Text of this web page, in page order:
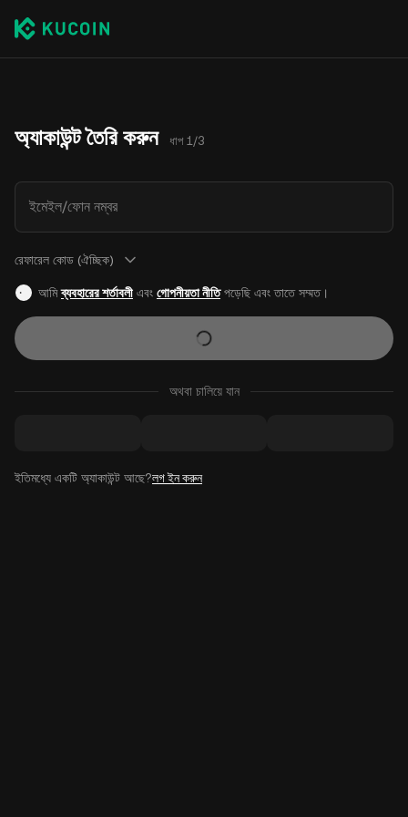
অ্যাকাউন্ট তৈরি করুন ধাপ 1/3
ইমেইল/ফোন নম্বর
রেফারেল কোড (ঐচ্ছিক)
আমিব্যবহারের শর্তাবলীএবং গোপনীয়তা নীতিপড়েছি এবং তাতে সম্মত।
অথবা চালিয়ে যান
ইতিমধ্যে একটি অ্যাকাউন্ট আছে?লগ ইন করুন